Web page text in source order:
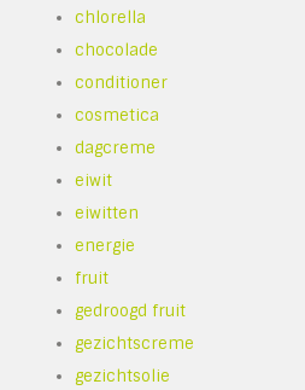
chlorella
chocolade
conditioner
cosmetica
dagcreme
eiwit
eiwitten
energie
fruit
gedroogd fruit
gezichtscreme
gezichtsolie